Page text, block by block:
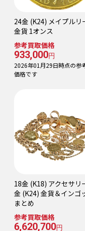
24金 (K24) メイプルリ
金貨 1オンス
参考買取価格
933,000円
2026年01月29日時点の参
価格です
18金 (K18) アクセサリ
金 (K24) 金貨＆インゴ
まとめ
参考買取価格
6,620,700円